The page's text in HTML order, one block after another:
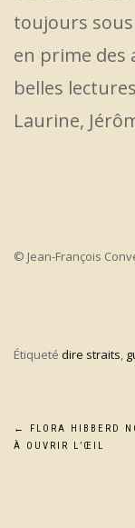
toujours sous
en prime des
belles
Laurine,
© Jean-François
Étiqueté dire straits,
←
FLORA HIBBERD
À OUVRIR L’ŒIL